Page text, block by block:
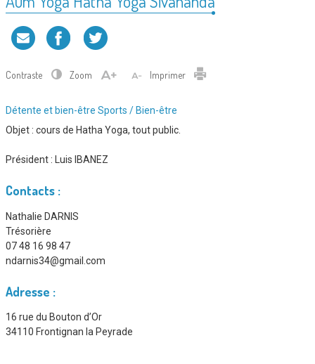
Contraste Zoom Imprimer
Type
d'association
Détente et bien-être Sports / Bien-être
Objet : cours de Hatha Yoga, tout public.
Président : Luis IBANEZ
Contacts :
Nathalie DARNIS
Trésorière
07 48 16 98 47
ndarnis34@gmail.com
Adresse :
16 rue du Bouton d’Or
34110 Frontignan la Peyrade